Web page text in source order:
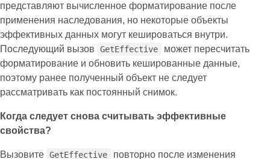
представляют вычисленное форматирование после
применения наследования, но некоторые объекты
эффективных данных могут кешироваться внутри.
Последующий вызов
GetEffective
может пересчитать
форматирование и обновить кешированные данные,
поэтому ранее полученный объект не следует
рассматривать как постоянный снимок.
Когда следует снова считывать эффективные
свойства?
Вызовите GetEffective
повторно после изменения